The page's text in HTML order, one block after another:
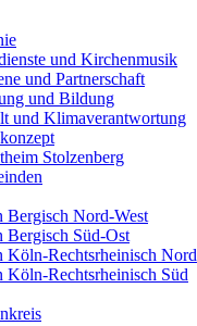
und Kirchenmusik
und Partnerschaft
und Bildung
und Klimaverantwortung
Stolzenberg
Bergisch Nord-West
Bergisch Süd-Ost
Köln-Rechtsrheinisch Nord
Köln-Rechtsrheinisch Süd